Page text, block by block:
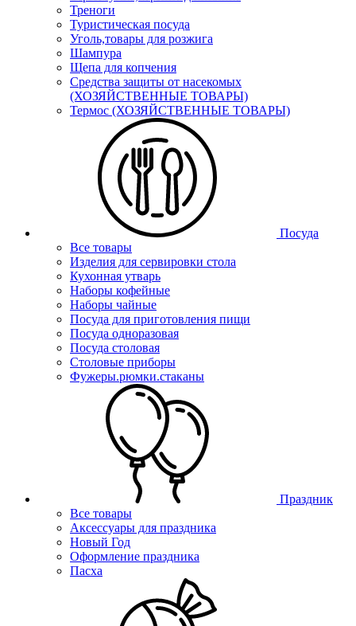
Треноги
Туристическая посуда
Уголь,товары для розжига
Шампура
Щепа для копчения
Средства защиты от насекомых
(ХОЗЯЙСТВЕННЫЕ ТОВАРЫ)
Термос (ХОЗЯЙСТВЕННЫЕ ТОВАРЫ)
Посуда
Все товары
Изделия для сервировки стола
Кухонная утварь
Наборы кофейные
Наборы чайные
Посуда для приготовления пищи
Посуда одноразовая
Посуда столовая
Столовые приборы
Фужеры.рюмки.стаканы
Праздник
Все товары
Аксессуары для праздника
Новый Год
Оформление праздника
Пасха